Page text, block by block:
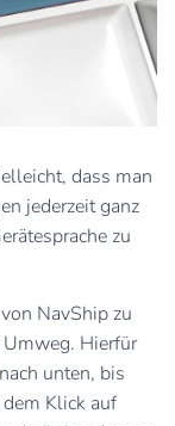
dass man
jederzeit ganz
zu
NavShip zu
Hierfür
unten, bis
Klick auf